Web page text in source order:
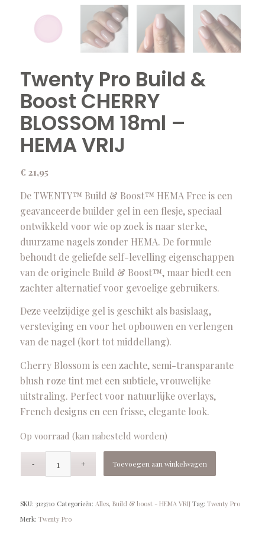
Twenty Pro Build &
Boost CHERRY
BLOSSOM 18ml –
HEMA VRIJ
€ 21,95
De TWENTY™ Build & Boost™ HEMA Free is een
geavanceerde builder gel in een flesje, speciaal
ontwikkeld voor wie op zoek is naar sterke,
duurzame nagels zonder HEMA. De formule
behoudt de geliefde self-levelling eigenschappen
van de originele Build & Boost™, maar biedt een
zachter alternatief voor gevoelige gebruikers.
Deze veelzijdige gel is geschikt als basislaag,
versteviging en voor het opbouwen en verlengen
van de nagel (kort tot middellang).
Cherry Blossom is een zachte, semi-transparante
blush roze tint met een subtiele, vrouwelijke
uitstraling. Perfect voor natuurlijke overlays,
French designs en een frisse, elegante look.
Op voorraad (kan nabesteld worden)
Toevoegen aan winkelwagen
SKU: 3123710 Categorieën: Alles, Build & boost - HEMA VRIJ Tag: Twenty Pro
Merk: Twenty Pro